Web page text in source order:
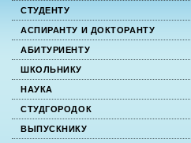
СТУДЕНТУ
АСПИРАНТУ И ДОКТОРАНТУ
АБИТУРИЕНТУ
ШКОЛЬНИКУ
НАУКА
СТУДГОРОДОК
ВЫПУСКНИКУ